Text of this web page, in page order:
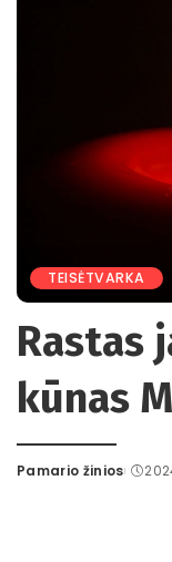
TEISĖTVARKA
Rastas
kūnas
Posted
Pamario žinios